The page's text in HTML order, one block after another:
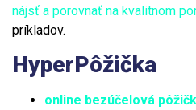
nájsť a porovnať na kvalitnom
príkladov.
HyperPôžička
online bezúčelová